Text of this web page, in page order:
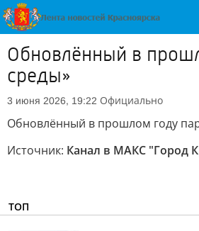
Обновлённый в
среды»
3 июня 2026, 19:22 Официально
Обновлённый в прошлом году
Источник: Канал в МАКС "Город
ТОП